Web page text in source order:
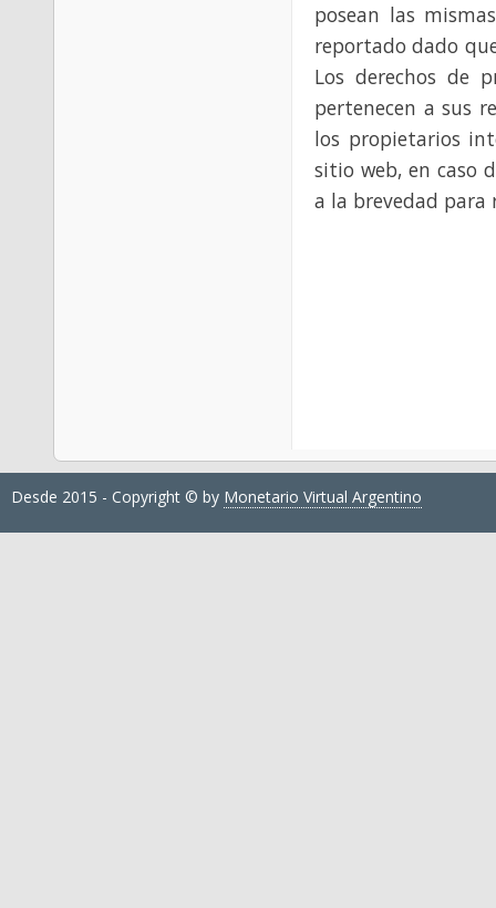
posean las
reportado dado
Los derechos de
pertenecen a sus
los propietarios
sitio web, en caso
a la brevedad para
Desde 2015 - Copyright © by Monetario Virtual Argentino